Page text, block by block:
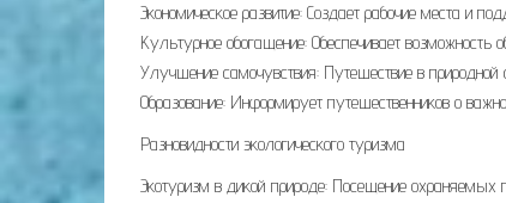
Экономическое развитие: Создает рабочие места и
Культурное обогащение: Обеспечивает
Улучшение самочувствия: Путешествие в
Образование: Информирует путешественников о
Разновидности экологического туризма
Экотуризм в дикой природе: Посещение охраняемых